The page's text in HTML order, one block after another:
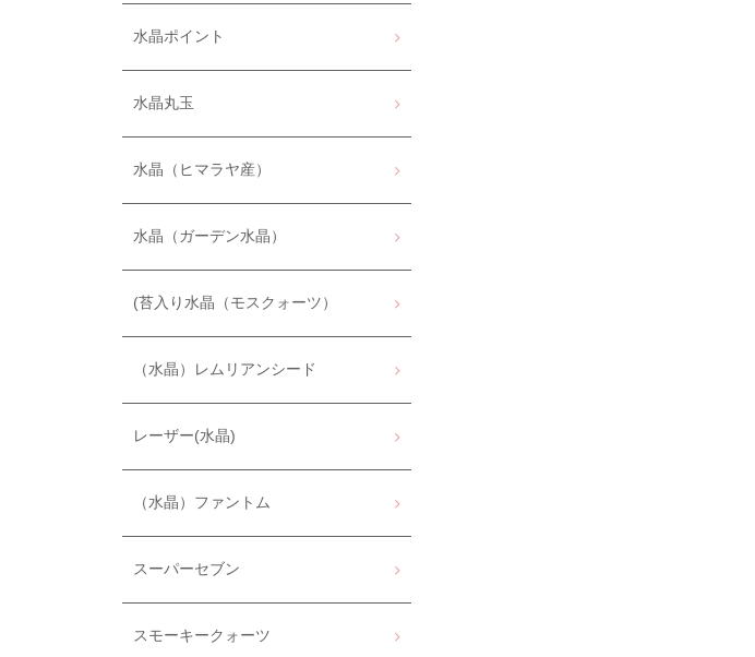
水晶ポイント
水晶丸玉
水晶（ヒマラヤ産）
水晶（ガーデン水晶）
(苔入り水晶（モスクォーツ）
（水晶）レムリアンシード
レーザー(水晶)
（水晶）ファントム
スーパーセブン
スモーキークォーツ